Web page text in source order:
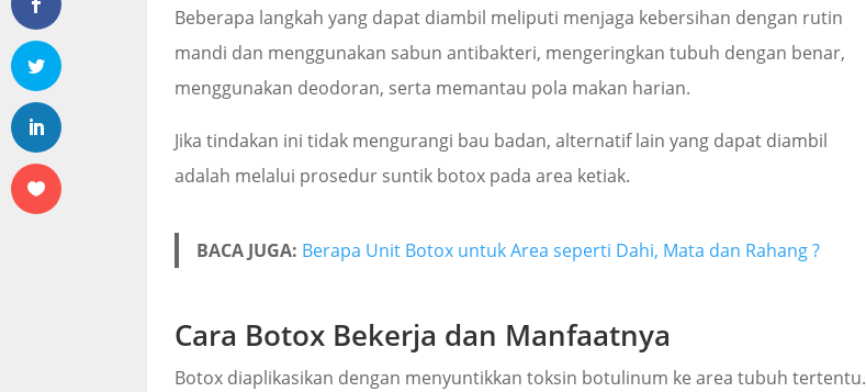
Beberapa langkah yang dapat diambil meliputi menjaga kebersihan dengan rutin
mandi dan menggunakan sabun antibakteri, mengeringkan tubuh dengan benar,
menggunakan deodoran, serta memantau pola makan harian.
Jika tindakan ini tidak mengurangi bau badan, alternatif lain yang dapat diambil
adalah melalui prosedur suntik botox pada area ketiak.
BACA JUGA: Berapa Unit Botox untuk Area seperti Dahi, Mata dan Rahang ?
Cara Botox Bekerja dan Manfaatnya
Botox diaplikasikan dengan menyuntikkan toksin botulinum ke area tubuh tertentu.